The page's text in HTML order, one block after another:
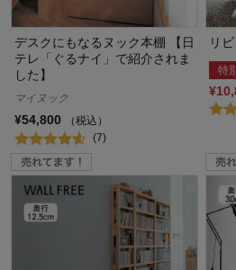
デスクにもなるヌック本棚 【日
テレ「ぐるナイ」で紹介されま
した】
マイヌック
¥54,800
（税込）
(7)
リ
特